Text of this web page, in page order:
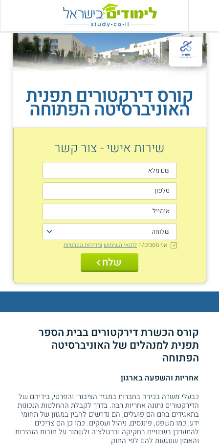
קורס דירקטורים תפנית
האוניברסיטה הפתוחה
שירות אישי - צור קשר
אני מסכים/ה לתנאי השימוש ומדיניות הפרטיות
שלח
קורס הכשרת דירקטורים בבית הספר
תפנית למנהלים של האוניברסיטה
הפתוחה
אחריות והשפעה בארגון
כבעלי משרה בכירה בחברות במגזר הציבורי והפרטי, בידיהם של
הדירקטורים נתונה אחריות רבה. בדרך לקבלת ההחלטות הנכונות
בתאגידים בהם הם פועלים, הם נדרשים להבין במגוון של תחומי
ידע, כמו משפט, פיננסים, ניהול ועסקים. כמו כן הם צריכים
להתעדכן בשינויים בחקיקה וברגולציה ולשמור על חובות הזהירות
והאמון שנוגעות להם לפי החוק.